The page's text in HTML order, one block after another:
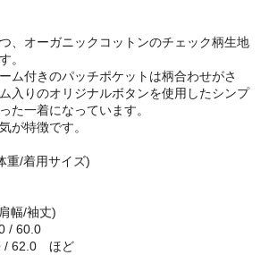
、オーガニックコットンのチェック柄生地
。
ム付きのパッチポケットは柄合わせがさ
入りのオリジナルボタンを使用したシンプ
た一着になっています。
が特徴です。
重/着用サイズ)
幅/袖丈)
/ 60.0
/ 62.0 ほど